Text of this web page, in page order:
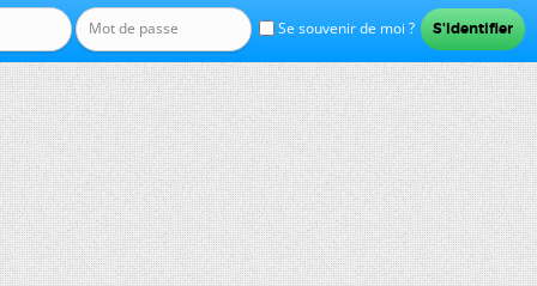
Se souvenir de moi ?